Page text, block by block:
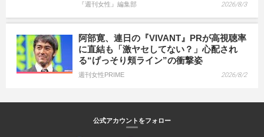
『週刊女性』編集部 2026/8/3
阿部寛、連日の『VIVANT』PRが高視聴率
に直結も「激ヤセしてない？」心配され
る“げっそり頬ライン”の衝撃姿
週刊女性PRIME 2026/8/2
公式アカウントをフォロー